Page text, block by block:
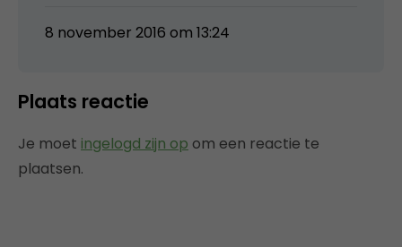
8 november 2016 om 13:24
Plaats reactie
Je moet ingelogd zijn op om een reactie te
plaatsen.